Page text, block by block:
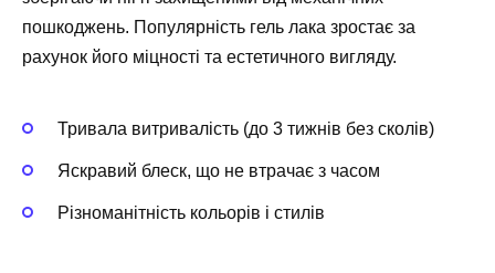
пошкоджень. Популярність гель лака зростає за
рахунок його міцності та естетичного вигляду.
Тривала витривалість (до 3 тижнів без сколів)
Яскравий блеск, що не втрачає з часом
Різноманітність кольорів і стилів